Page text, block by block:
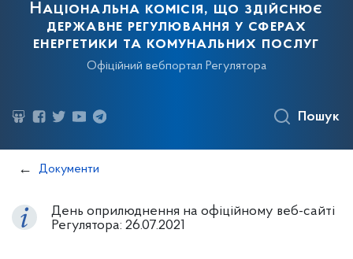
Національна комісія, що здійснює
державне регулювання у сферах
енергетики та комунальних послуг
Офіційний вебпортал Регулятора
Пошук
Документи
День оприлюднення на офіційному веб-сайті
Регулятора: 26.07.2021